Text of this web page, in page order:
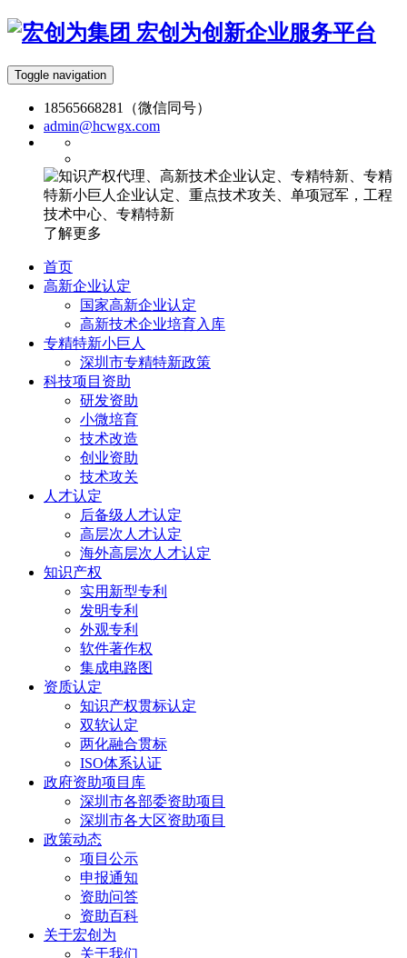
宏创为创新企业服务平台
Toggle navigation
18565668281（微信同号）
admin@hcwgx.com
了解更多
首页
高新企业认定
国家高新企业认定
高新技术企业培育入库
专精特新小巨人
深圳市专精特新政策
科技项目资助
研发资助
小微培育
技术改造
创业资助
技术攻关
人才认定
后备级人才认定
高层次人才认定
海外高层次人才认定
知识产权
实用新型专利
发明专利
外观专利
软件著作权
集成电路图
资质认定
知识产权贯标认定
双软认定
两化融合贯标
ISO体系认证
政府资助项目库
深圳市各部委资助项目
深圳市各大区资助项目
政策动态
项目公示
申报通知
资助问答
资助百科
关于宏创为
关于我们